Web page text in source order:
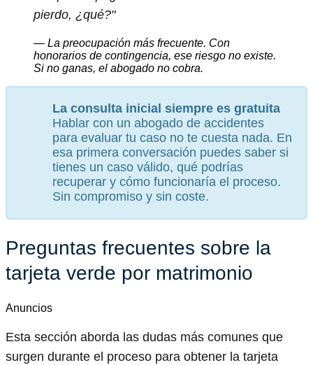
pierdo, ¿qué?"
— La preocupación más frecuente. Con
honorarios de contingencia, ese riesgo no existe.
Si no ganas, el abogado no cobra.
La consulta inicial siempre es gratuita
Hablar con un abogado de accidentes
para evaluar tu caso no te cuesta nada. En
esa primera conversación puedes saber si
tienes un caso válido, qué podrías
recuperar y cómo funcionaría el proceso.
Sin compromiso y sin coste.
Preguntas frecuentes sobre la
tarjeta verde por matrimonio
Anuncios
Esta sección aborda las dudas más comunes que
surgen durante el proceso para obtener la tarjeta